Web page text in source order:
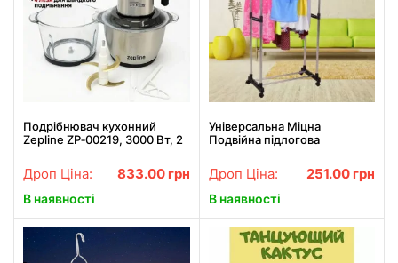
Подрібнювач кухонний
Zepline ZP‑00219, 3000 Вт, 2
Дроп Ціна: 833.00 грн
В наявності
Універсальна Міцна
Подвійна підлогова
Double-Pole 8006
Дроп Ціна: 251.00 грн
В наявності